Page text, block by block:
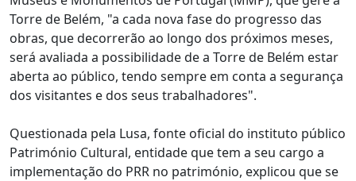
Torre de Belém, "a cada nova fase do progresso das
obras, que decorrerão ao longo dos próximos meses,
será avaliada a possibilidade de a Torre de Belém estar
aberta ao público, tendo sempre em conta a segurança
dos visitantes e dos seus trabalhadores".
Questionada pela Lusa, fonte oficial do instituto público
Património Cultural, entidade que tem a seu cargo a
implementação do PRR no património, explicou que se